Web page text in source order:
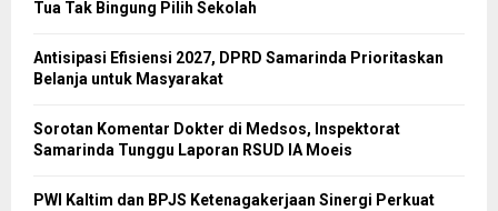
Tua Tak Bingung Pilih Sekolah
Antisipasi Efisiensi 2027, DPRD Samarinda Prioritaskan
Belanja untuk Masyarakat
Sorotan Komentar Dokter di Medsos, Inspektorat
Samarinda Tunggu Laporan RSUD IA Moeis
PWI Kaltim dan BPJS Ketenagakerjaan Sinergi Perkuat